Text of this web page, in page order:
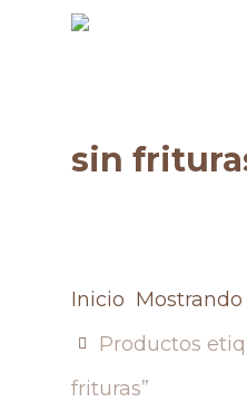
sin
Inicio
Productos
frituras”